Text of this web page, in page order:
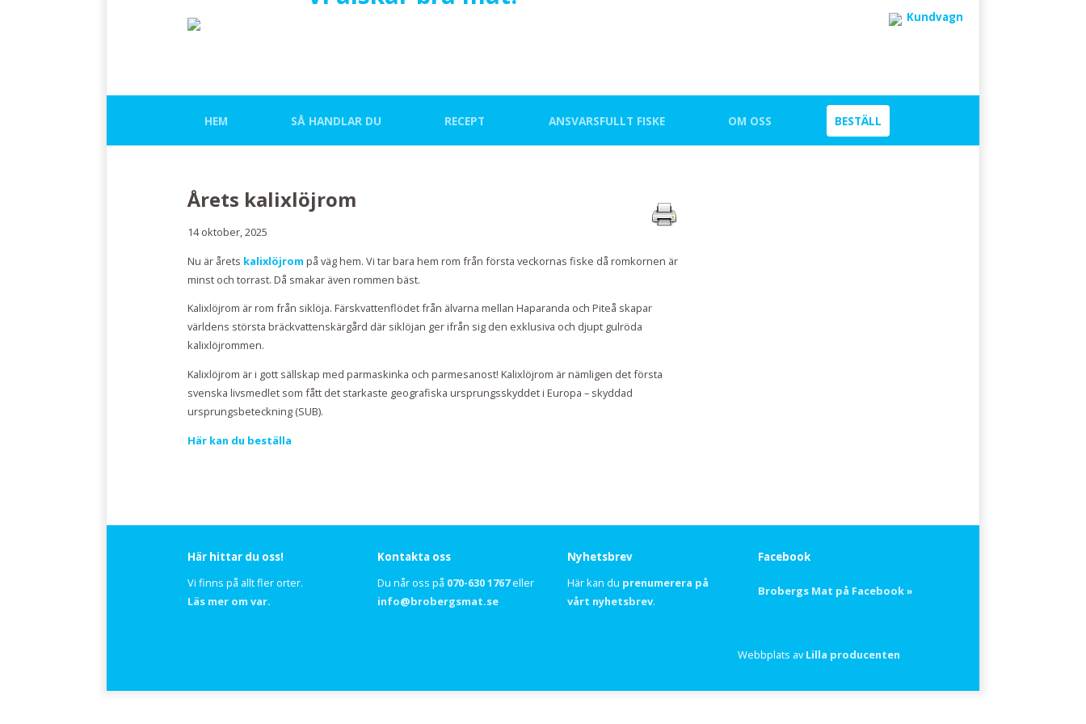
Kundvagn
HEM SÅ HANDLAR DU RECEPT ANSVARSFULLT FISKE OM OSS BESTÄLL
Årets kalixlöjrom
14 oktober, 2025
Nu är årets kalixlöjrom på väg hem. Vi tar bara hem rom från första veckornas fiske då romkornen är
minst och torrast. Då smakar även rommen bäst.
Kalixlöjrom är rom från siklöja. Färskvattenflödet från älvarna mellan Haparanda och Piteå skapar
världens största bräckvattenskärgård där siklöjan ger ifrån sig den exklusiva och djupt gulröda
kalixlöjrommen.
Kalixlöjrom är i gott sällskap med parmaskinka och parmesanost! Kalixlöjrom är nämligen det första
svenska livsmedlet som fått det starkaste geografiska ursprungsskyddet i Europa – skyddad
ursprungsbeteckning (SUB).
Här kan du beställa
Här hittar du oss!
Vi finns på allt fler orter.
Läs mer om var.
Kontakta oss
Du når oss på 070-630 1767eller
info@brobergsmat.se
Nyhetsbrev
Här kan du prenumerera på
vårt nyhetsbrev.
Facebook
Brobergs Mat på Facebook »
Webbplats avLilla producenten